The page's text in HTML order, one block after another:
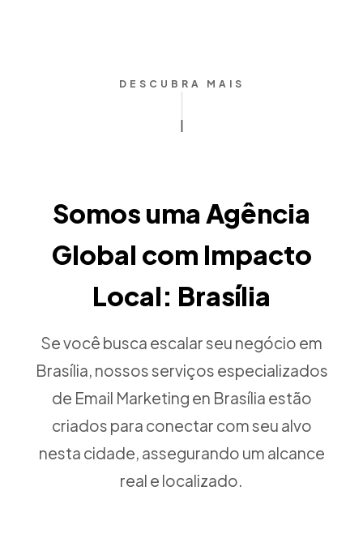
DESCUBRA MAIS
Somos uma Agência
Global com Impacto
Local: Brasília
Se você busca escalar seu negócio em
Brasília, nossos serviços especializados
de Email Marketing en Brasília estão
criados para conectar com seu alvo
nesta cidade, assegurando um alcance
real e localizado.